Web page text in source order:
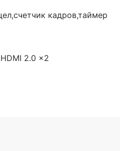
кадров,таймер
2.0 x2